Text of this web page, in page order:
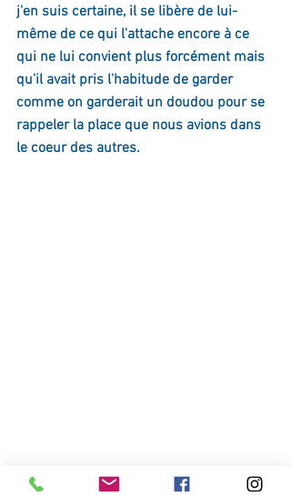
j'en suis certaine, il se libère de lui-
même de ce qui l'attache encore à ce
qui ne lui convient plus forcément mais
qu'il avait pris l'habitude de garder
comme on garderait un doudou pour se
rappeler la place que nous avions dans
le coeur des autres.